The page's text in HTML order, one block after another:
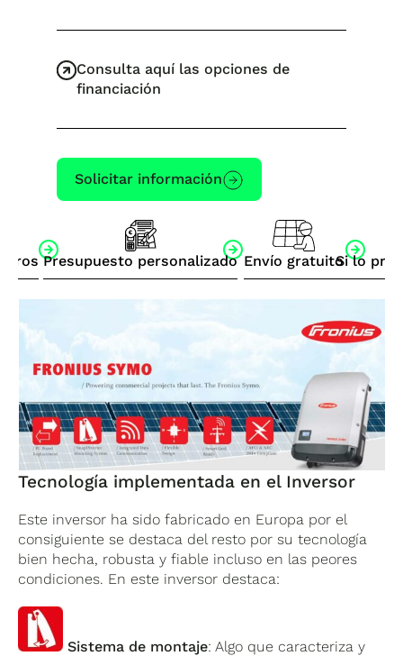
Consulta aquí las opciones de
financiación
Solicitar información
Presupuesto personalizado Envío gratuitoSi lo
Tecnología implementada en el Inversor
Este inversor ha sido fabricado en Europa por el
consiguiente se destaca del resto por su tecnología
bien hecha, robusta y fiable incluso en las peores
condiciones. En este inversor destaca:
Sistema de montaje: Algo que caracteriza y